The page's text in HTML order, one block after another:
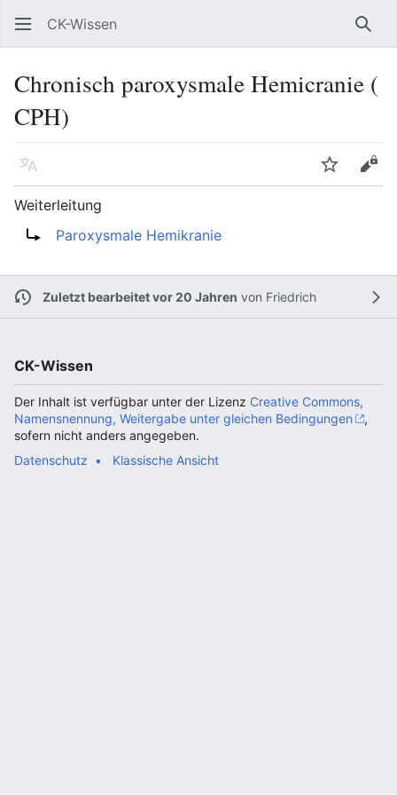
CK-Wissen
Chronisch paroxysmale Hemicranie (
CPH)
Sprache
Weiterleitung
Weiterleitung nach:
Paroxysmale Hemikranie
Zuletzt bearbeitet vor 20 Jahren von Friedrich
CK-Wissen
Der Inhalt ist verfügbar unter der Lizenz Creative Commons,
Namensnennung, Weitergabe unter gleichen Bedingungen
,
sofern nicht anders angegeben.
Datenschutz
Klassische Ansicht